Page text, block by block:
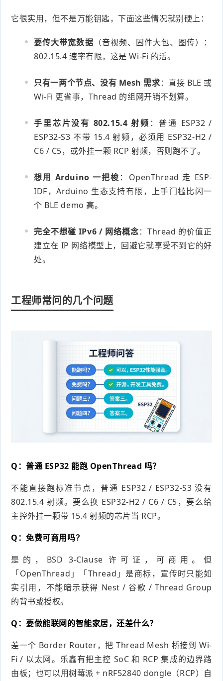
它很实用，但不是万能钥匙，下面这些情况就别硬上：
要传大带宽数据 （音视频、固件大包、图传）：
802.15.4 速率有限，这是 Wi-Fi 的活。
只有一两个节点、没有 Mesh 需求：直接 BLE 或
Wi-Fi 更省事，Thread 的组网开销不划算。
手里芯片没有 802.15.4 射频 ：普通 ESP32 /
ESP32-S3 不带 15.4 射频，必须用 ESP32-H2 /
C6 / C5，或外挂一颗 RCP 射频，否则跑不了。
想用 Arduino 一把梭 ：OpenThread 走 ESP-
IDF，Arduino 生态支持有限，上手门槛比闪一
个 BLE demo 高。
完全不想碰 IPv6 / 网络概念：Thread 的价值正
建立在 IP 网络模型上，回避它就享受不到它的好
处。
工程师常问的几个问题
Q：普通 ESP32 能跑 OpenThread 吗？
不能直接跑标准节点，普通 ESP32 / ESP32-S3 没有
802.15.4 射频。要么换 ESP32-H2 / C6 / C5，要么给
主控外挂一颗带 15.4 射频的芯片当 RCP。
Q：免费可商用吗？
是的，BSD 3-Clause 许可证，可商用。但
「OpenThread」「Thread」是商标，宣传时只能如
实引用，不能暗示获得 Nest / 谷歌 / Thread Group
的背书或授权。
Q：要做能联网的智能家居，还差什么？
差一个 Border Router，把 Thread Mesh 桥接到 Wi-
Fi / 以太网。乐鑫有把主控 SoC 和 RCP 集成的边界路
由板；也可以用树莓派 + nRF52840 dongle（RCP）自